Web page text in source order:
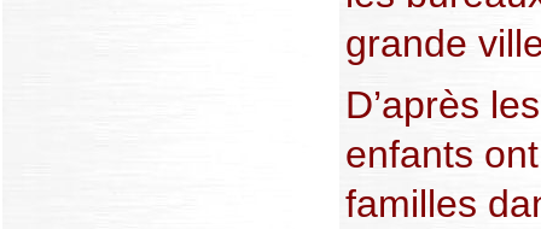
grande
D’après
enfants
familles